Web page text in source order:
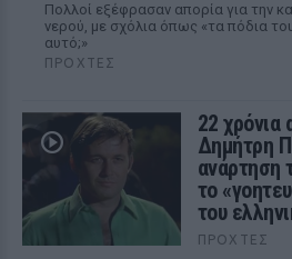
Πολλοί εξέφρασαν απορία για την
νερού, με σχόλια όπως «τα πόδια
αυτό;»
ΠΡΟΧΤΈΣ
22 χρόνια
Δημήτρη
ανάρτηση
το
του
ΠΡΟΧΤΈΣ